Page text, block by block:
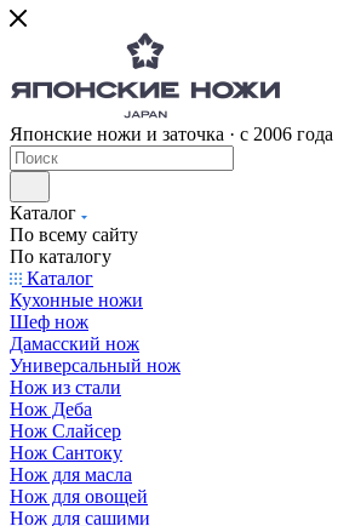
Японские ножи и заточка · с 2006 года
Каталог
По всему сайту
По каталогу
Каталог
Кухонные ножи
Шеф нож
Дамасский нож
Универсальный нож
Нож из стали
Нож Деба
Нож Слайсер
Нож Сантоку
Нож для масла
Нож для овощей
Нож для сашими